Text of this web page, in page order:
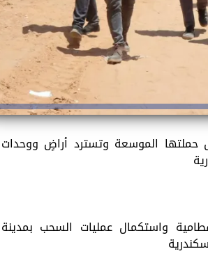
حملتها الموسعة وتسترد أراضٍ ووحدات
واستكمال عمليات السحب بمدينة